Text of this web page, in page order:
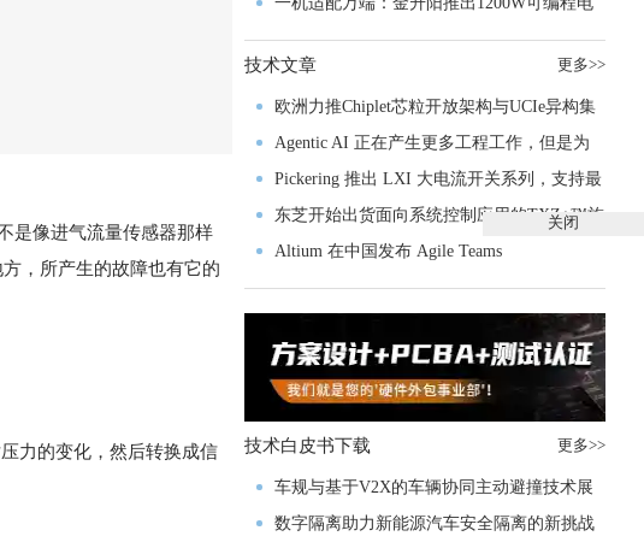
是像进气流量传感器那样
，所产生的故障也有它的
力的变化，然后转换成信
源，赋能高端装备制造
技术文章 更多>>
欧洲力推Chiplet芯粒开放架构与UCIe异构集
成以加速其汽车产业生态智能化进程
Agentic AI 正在产生更多工程工作，但是为
什么系统开发进展并没有更快？
Pickering 推出 LXI 大电流开关系列，支持最
高 80A、300V 信号
东芝开始出货面向系统控制应用的TXZ+™族
入门级M4V组
Altium 在中国发布 Agile Teams
技术白皮书下载 更多>>
车规与基于V2X的车辆协同主动避撞技术展
望
数字隔离助力新能源汽车安全隔离的新挑战
关闭